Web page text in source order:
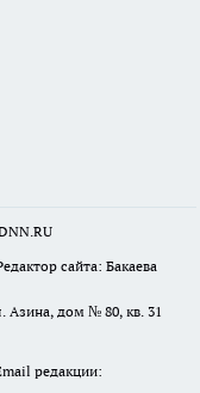
сайта: Бакаева
Азина, дом № 80, кв. 31
редакции: